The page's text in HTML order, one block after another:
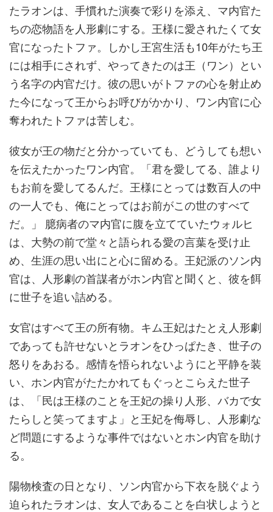
たラオンは、手慣れた演奏で彩りを添え、マ内官た
ちの恋物語を人形劇にする。王様に愛されたくて女
官になったトファ。しかし王宮生活も10年がたち王
には相手にされず、やってきたのは王（ワン）とい
う名字の内官だけ。彼の思いがトファの心を射止め
た今になって王からお呼びがかかり、ワン内官に心
奪われたトファは苦しむ。
彼女が王の物だと分かっていても、どうしても想い
を伝えたかったワン内官。「君を愛してる、誰より
もお前を愛してるんだ。王様にとっては数百人の中
の一人でも、俺にとってはお前がこの世のすべて
だ。」 臆病者のマ内官に腹を立てていたウォルヒ
は、大勢の前で堂々と語られる愛の言葉を受け止
め、生涯の思い出にと心に留める。王妃派のソン内
官は、人形劇の首謀者がホン内官と聞くと、彼を餌
に世子を追い詰める。
女官はすべて王の所有物。キム王妃はたとえ人形劇
であっても許せないとラオンをひっぱたき、世子の
怒りをあおる。感情を悟られないようにと平静を装
い、ホン内官がたたかれてもぐっとこらえた世子
は、「民は王様のことを王妃の操り人形、バカで女
たらしと笑ってますよ」と王妃を侮辱し、人形劇な
ど問題にするような事件ではないとホン内官を助け
る。
陽物検査の日となり、ソン内官から下衣を脱ぐよう
迫られたラオンは、女人であることを白状しようと